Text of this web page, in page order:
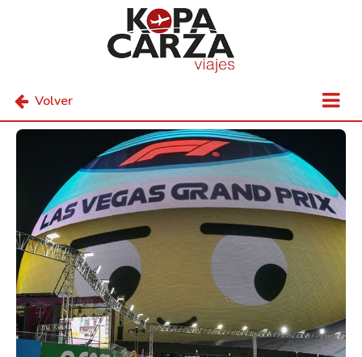
Volver